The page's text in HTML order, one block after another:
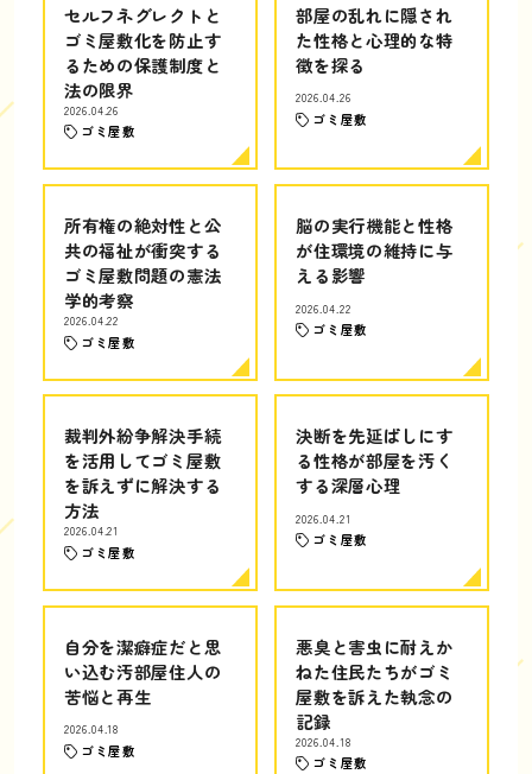
セルフネグレクトと
ゴミ屋敷化を防止す
るための保護制度と
法の限界
2026.04.26
ゴミ屋敷
部屋の乱れに隠され
た性格と心理的な特
徴を探る
2026.04.26
ゴミ屋敷
所有権の絶対性と公
共の福祉が衝突する
ゴミ屋敷問題の憲法
学的考察
2026.04.22
ゴミ屋敷
脳の実行機能と性格
が住環境の維持に与
える影響
2026.04.22
ゴミ屋敷
裁判外紛争解決手続
を活用してゴミ屋敷
を訴えずに解決する
方法
2026.04.21
ゴミ屋敷
決断を先延ばしにす
る性格が部屋を汚く
する深層心理
2026.04.21
ゴミ屋敷
自分を潔癖症だと思
い込む汚部屋住人の
苦悩と再生
2026.04.18
ゴミ屋敷
悪臭と害虫に耐えか
ねた住民たちがゴミ
屋敷を訴えた執念の
記録
2026.04.18
ゴミ屋敷